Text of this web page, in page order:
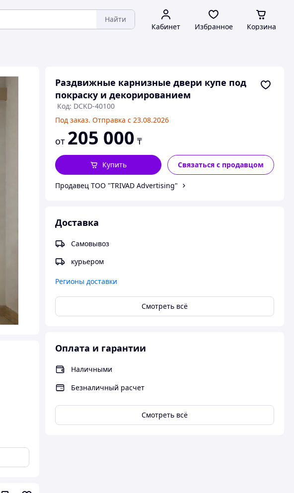
Найти
Кабинет Избранное Корзина
Раздвижные карнизные двери купе под
покраску и декорированием
Код: DCKD-40100
Под заказ. Отправка с 23.08.2026
от 205 000 ₸
Купить Связаться с продавцом
Продавец ТОО "TRIVAD Advertising"
Доставка
Самовывоз
курьером
Регионы доставки
Смотреть всё
Оплата и гарантии
Наличными
Безналичный расчет
Смотреть всё